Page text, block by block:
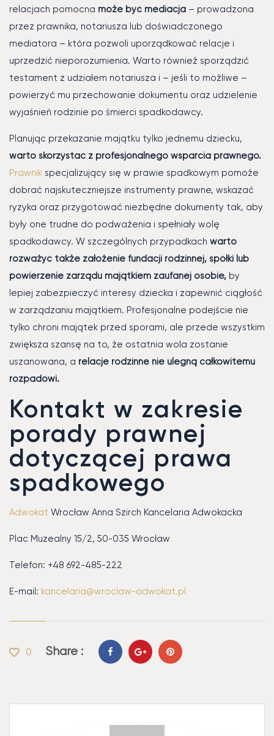
relacjach pomocna może być mediacja – prowadzona
przez prawnika, notariusza lub doświadczonego
mediatora – która pozwoli uporządkować relacje i
uprzedzić nieporozumienia. Warto również sporządzić
testament z udziałem notariusza i – jeśli to możliwe –
powierzyć mu przechowanie dokumentu oraz udzielenie
wyjaśnień rodzinie po śmierci spadkodawcy.
Planując przekazanie majątku tylko jednemu dziecku,
warto skorzystać z profesjonalnego wsparcia prawnego.
Prawnik specjalizujący się w prawie spadkowym pomoże
dobrać najskuteczniejsze instrumenty prawne, wskazać
ryzyka oraz przygotować niezbędne dokumenty tak, aby
były one trudne do podważenia i spełniały wolę
spadkodawcy. W szczególnych przypadkach warto
rozważyć także założenie fundacji rodzinnej, spółki lub
powierzenie zarządu majątkiem zaufanej osobie, by
lepiej zabezpieczyć interesy dziecka i zapewnić ciągłość
w zarządzaniu majątkiem. Profesjonalne podejście nie
tylko chroni majątek przed sporami, ale przede wszystkim
zwiększa szansę na to, że ostatnia wola zostanie
uszanowana, a relacje rodzinne nie ulegną całkowitemu
rozpadowi.
Kontakt w zakresie
porady prawnej
dotyczącej prawa
spadkowego
Adwokat Wrocław Anna Szirch Kancelaria Adwokacka
Plac Muzealny 15/2, 50-035 Wrocław
Telefon: +48 692-485-222
E-mail: kancelaria@wroclaw-adwokat.pl
0 Share :